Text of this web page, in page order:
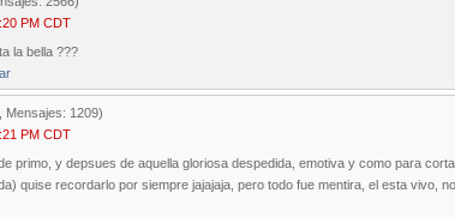
PM CDT
la bella ???
Mensajes: 1209)
PM CDT
primo, y depsues de aquella gloriosa despedida, emotiva y como para
quise recordarlo por siempre jajajaja, pero todo fue mentira, el esta vivo,